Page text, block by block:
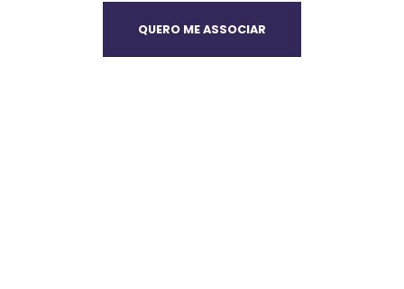
QUERO ME ASSOCIAR